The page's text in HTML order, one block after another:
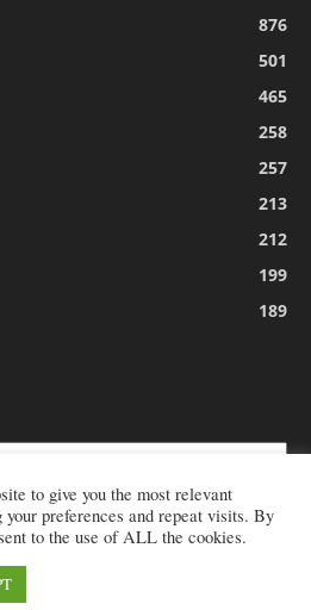
876
501
465
258
257
213
212
199
189
reserved - Etnie -
to give you the most relevant
preferences and repeat visits. By
to the use of ALL the cookies.